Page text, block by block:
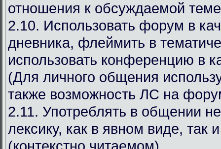
отношения к обсуждаемой
2.10. Использовать форум в
дневника, флеймить в
использовать конференцию в
(Для личного общения
также возможность ЛС на
2.11. Употреблять в общении
лексику, как в явном виде, так
(контекстно читаемом).